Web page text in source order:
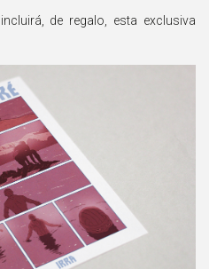
de regalo, esta exclusiva